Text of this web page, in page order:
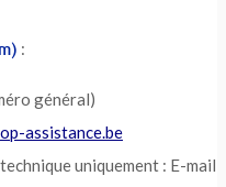
:
général)
assistance.be
uniquement : E-mail